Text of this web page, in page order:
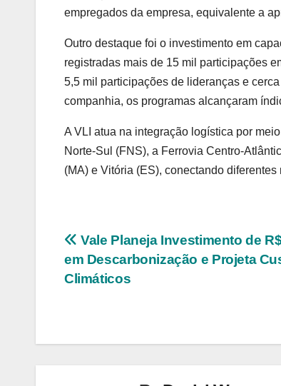
empregados da empresa, equivalente a
Outro destaque foi o investimento em
registradas mais de 15 mil participações
5,5 mil participações de lideranças e
companhia, os programas alcançaram
A VLI atua na integração logística por
Norte-Sul (FNS), a Ferrovia Centro-
(MA) e Vitória (ES), conectando
Navegação
de
Vale Planeja Investimento de
em Descarbonização e Projeta
Climáticos